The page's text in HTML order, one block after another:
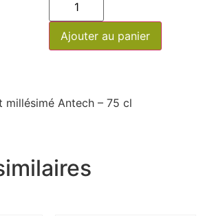
Ajouter au panier
millésimé Antech – 75 cl